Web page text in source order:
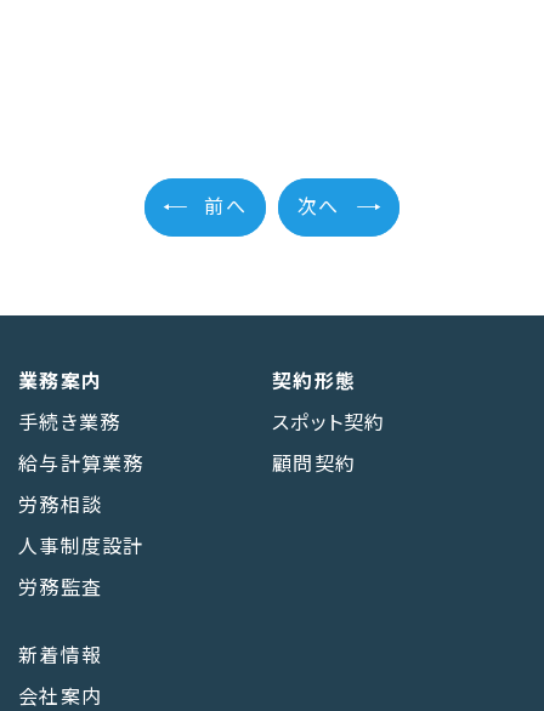
前へ 次へ
業務案内
手続き業務
給与計算業務
労務相談
人事制度設計
労務監査
契約形態
スポット契約
顧問契約
新着情報
会社案内